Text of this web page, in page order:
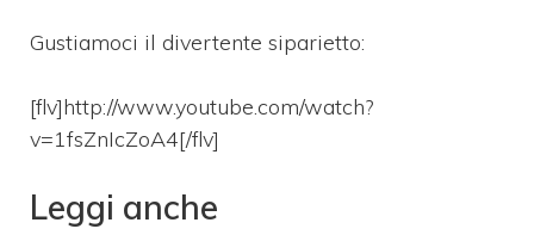
Gustiamoci il divertente siparietto:
[flv]http://www.youtube.com/watch?
v=1fsZnIcZoA4[/flv]
Leggi anche